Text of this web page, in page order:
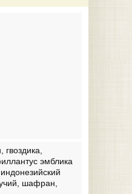
эмблика
шафран,